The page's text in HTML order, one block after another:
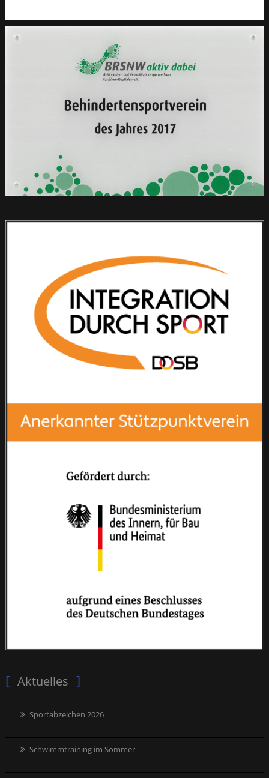
Aktuelles
Sportabzeichen 2026
Schwimmtraining im Sommer